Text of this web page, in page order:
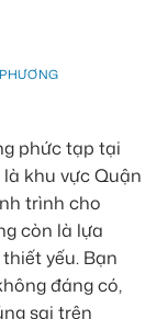
phức tạp tại
khu vực Quận
trình cho
còn là lựa
yếu. Bạn
đáng có,
sai trên